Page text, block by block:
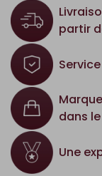
partir
dans
Une